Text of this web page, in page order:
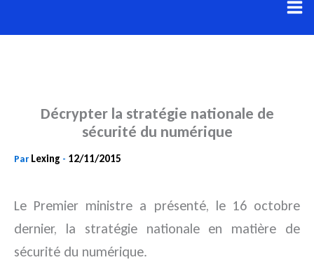
au
Décrypter la stratégie nationale de
sécurité du numérique
Par Lexing - 12/11/2015
Le Premier ministre a présenté, le 16 octobre
dernier, la stratégie nationale en matière de
sécurité du numérique.